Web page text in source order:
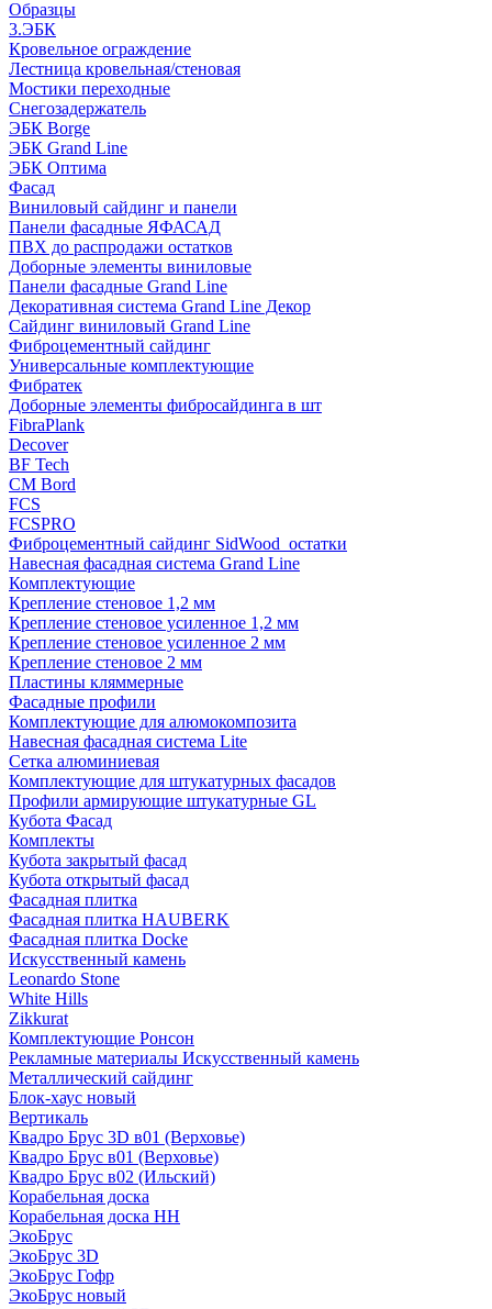
Образцы
3.ЭБК
Кровельное ограждение
Лестница кровельная/стеновая
Мостики переходные
Снегозадержатель
ЭБК Borge
ЭБК Grand Line
ЭБК Оптима
Фасад
Виниловый сайдинг и панели
Панели фасадные ЯФАСАД
ПВХ до распродажи остатков
Доборные элементы виниловые
Панели фасадные Grand Line
Декоративная система Grand Line Декор
Сайдинг виниловый Grand Line
Фиброцементный сайдинг
Универсальные комплектующие
Фибратек
Доборные элементы фибросайдинга в шт
FibraPlank
Decover
BF Tech
CM Bord
FCS
FCSPRO
Фиброцементный сайдинг SidWood_остатки
Навесная фасадная система Grand Line
Комплектующие
Крепление стеновое 1,2 мм
Крепление стеновое усиленное 1,2 мм
Крепление стеновое усиленное 2 мм
Крепление стеновое 2 мм
Пластины кляммерные
Фасадные профили
Комплектующие для алюмокомпозита
Навесная фасадная система Lite
Сетка алюминиевая
Комплектующие для штукатурных фасадов
Профили армирующие штукатурные GL
Кубота Фасад
Комплекты
Кубота закрытый фасад
Кубота открытый фасад
Фасадная плитка
Фасадная плитка HAUBERK
Фасадная плитка Docke
Искусственный камень
Leonardo Stone
White Hills
Zikkurat
Комплектующие Ронсон
Рекламные материалы Искусственный камень
Металлический сайдинг
Блок-хаус новый
Вертикаль
Квадро Брус 3D в01 (Верховье)
Квадро Брус в01 (Верховье)
Квадро Брус в02 (Ильский)
Корабельная доска
Корабельная доска НН
ЭкоБрус
ЭкоБрус 3D
ЭкоБрус Гофр
ЭкоБрус новый